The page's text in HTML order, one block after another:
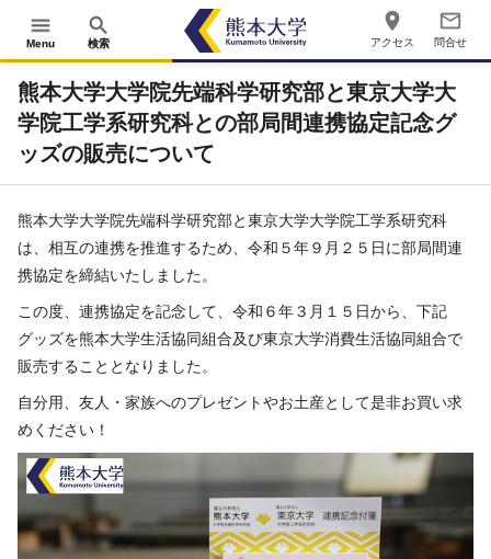
menu
Menu
search
検索
place
アクセス
mail_outline
問合せ
熊本大学大学院先端科学研究部と東京大学大
学院工学系研究科との部局間連携協定記念グ
ッズの販売について
熊本大学大学院先端科学研究部と東京大学大学院工学系研究科
は、相互の連携を推進するため、令和５年９月２５日に部局間連
携協定を締結いたしました。
この度、連携協定を記念して、令和６年３月１５日から、下記
グッズを熊本大学生活協同組合及び東京大学消費生活協同組合で
販売することとなりました。
自分用、友人・家族へのプレゼントやお土産として是非お買い求
めください！